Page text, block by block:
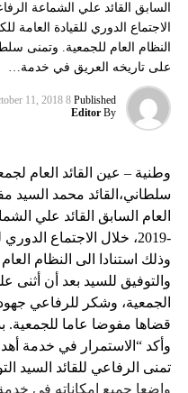
الاجتماع الدوري للقيادة العامة
النظام العام للجمعية. وتمنى
على تاريخه العريق في خدمة…
Published
8 years ago
11, 2018
By
Editor
وطنية – عين القائد العام
سلطاني،القائد محمد السيد
-2019، خلال الاجتماع
وذلك استنادا الى النظام
والتوفيق للسيد بعد أن أثنى
الجمعية، وشكر للرفاعي
قضاها مفوضا عاما للجمعية.
وأكد “الاستمرار في خدمة
تمنى الرفاعي للقائد السيد
واضعا جميع إمكاناته في